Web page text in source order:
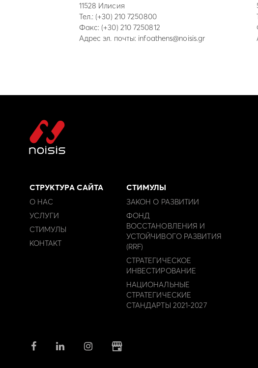
11528 Илисия
Тел.: (+30) 210 7250800
Факс: (+30) 210 7250812
Адрес эл. почты: infoathens@noisis.gr
СТРУКТУРА САЙТА
О НАС
УСЛУГИ
СТИМУЛЫ
КОНТАКТ
СТИМУЛЫ
ЗАКОН О РАЗВИТИИ
ФОНД
ВОССТАНОВЛЕНИЯ И
УСТОЙЧИВОГО РАЗВИТИЯ
(RRF)
СТРАТЕГИЧЕСКОЕ
ИНВЕСТИРОВАНИЕ
НАЦИОНАЛЬНЫЕ
СТРАТЕГИЧЕСКИЕ
СТАНДАРТЫ 2021-2027